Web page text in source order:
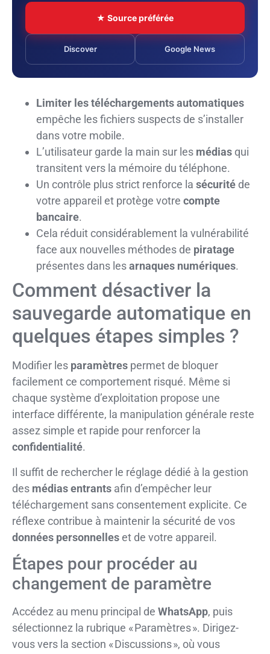
★ Source préférée
Discover Google News
Limiter les téléchargements automatiques
empêche les fichiers suspects de s’installer
dans votre mobile.
L’utilisateur garde la main sur les médias qui
transitent vers la mémoire du téléphone.
Un contrôle plus strict renforce la sécurité de
votre appareil et protège votre compte
bancaire.
Cela réduit considérablement la vulnérabilité
face aux nouvelles méthodes de piratage
présentes dans lesarnaques numériques.
Comment désactiver la
sauvegarde automatique en
quelques étapes simples ?
Modifier les paramètres permet de bloquer
facilement ce comportement risqué. Même si
chaque système d’exploitation propose une
interface différente, la manipulation générale reste
assez simple et rapide pour renforcer la
confidentialité.
Il suffit de rechercher le réglage dédié à la gestion
des médias entrants afin d’empêcher leur
téléchargement sans consentement explicite. Ce
réflexe contribue à maintenir la sécurité de vos
données personnelleset de votre appareil.
Étapes pour procéder au
changement de paramètre
Accédez au menu principal de WhatsApp, puis
sélectionnez la rubrique « Paramètres ». Dirigez-
vous vers la section « Discussions », où vous